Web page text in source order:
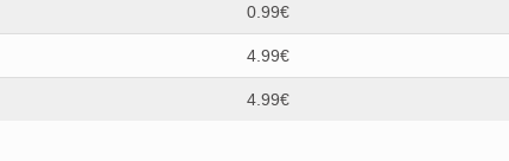
0.99€
4.99€
4.99€